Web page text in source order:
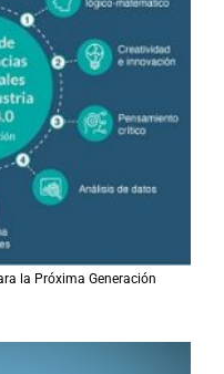
la Próxima Generación